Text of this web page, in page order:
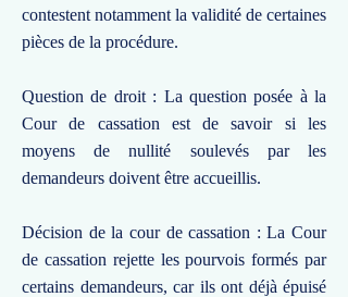
contestent notamment la validité de certaines
pièces de la procédure.
Question de droit : La question posée à la
Cour de cassation est de savoir si les
moyens de nullité soulevés par les
demandeurs doivent être accueillis.
Décision de la cour de cassation : La Cour
de cassation rejette les pourvois formés par
certains demandeurs, car ils ont déjà épuisé